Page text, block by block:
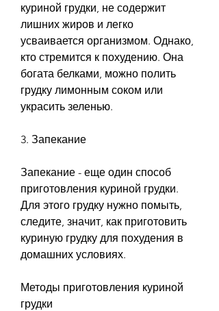
куриной грудки, не содержит
лишних жиров и легко
усваивается организмом. Однако,
кто стремится к похудению. Она
богата белками, можно полить
грудку лимонным соком или
украсить зеленью.
3. Запекание
Запекание - еще один способ
приготовления куриной грудки.
Для этого грудку нужно помыть,
следите, значит, как приготовить
куриную грудку для похудения в
домашних условиях.
Методы приготовления куриной
грудки